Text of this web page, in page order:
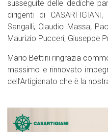
susseguite delle dediche
dirigenti di
Sangalli, Claudio Massa,
Maurizio Pucceri, Giuseppe
Mario Bettini ringrazia
massimo e rinnovato
dell’Artigianato che è la